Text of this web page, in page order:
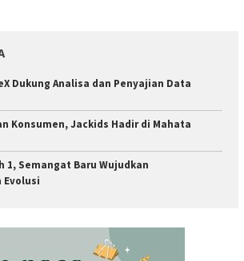
Dukung Analisa dan Penyajian Data
Konsumen, Jackids Hadir di Mahata
1, Semangat Baru Wujudkan